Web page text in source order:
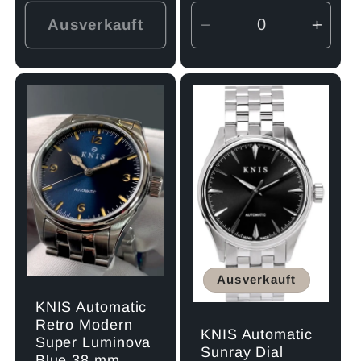
Ausverkauft
Verringere
die
Menge
für
Default
Title
die
KNIS Automatic
Retro Modern
Super Luminova
Ausverkauft
KNIS Automatic
Sunray Dial